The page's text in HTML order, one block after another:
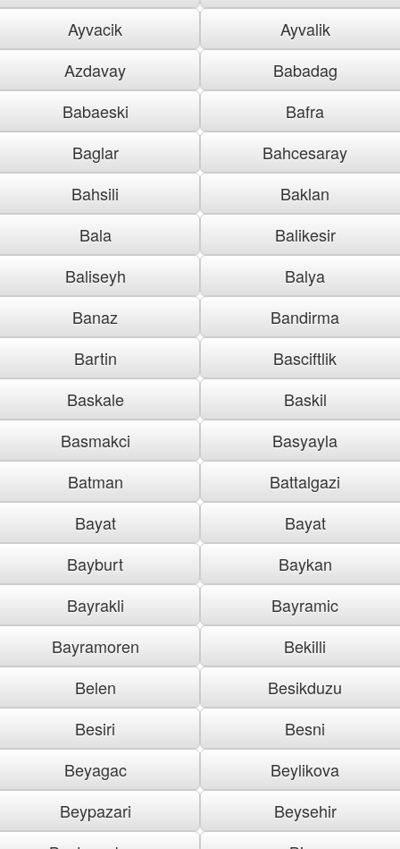
Ayvacik
Ayvalik
Azdavay
Babadag
Babaeski
Bafra
Baglar
Bahcesaray
Bahsili
Baklan
Bala
Balikesir
Baliseyh
Balya
Banaz
Bandirma
Bartin
Basciftlik
Baskale
Baskil
Basmakci
Basyayla
Batman
Battalgazi
Bayat
Bayat
Bayburt
Baykan
Bayrakli
Bayramic
Bayramoren
Bekilli
Belen
Besikduzu
Besiri
Besni
Beyagac
Beylikova
Beypazari
Beysehir